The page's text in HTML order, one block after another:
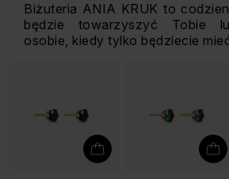
Biżuteria ANIA KRUK to
będzie towarzyszyć Tobie
osobie, kiedy tylko będziecie